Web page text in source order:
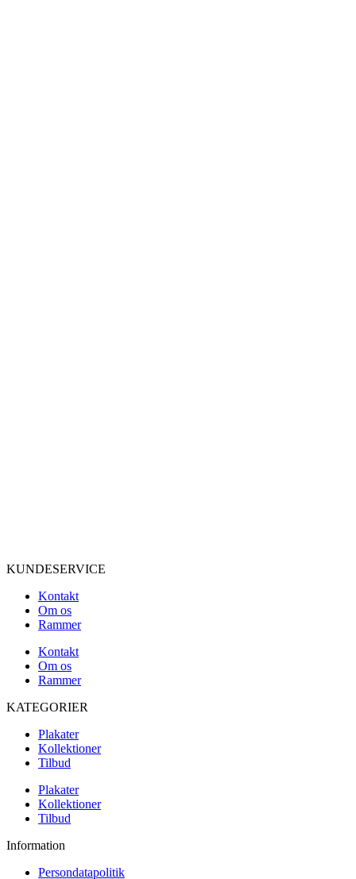
KUNDESERVICE
Kontakt
Om os
Rammer
Kontakt
Om os
Rammer
KATEGORIER
Plakater
Kollektioner
Tilbud
Plakater
Kollektioner
Tilbud
Information
Persondatapolitik